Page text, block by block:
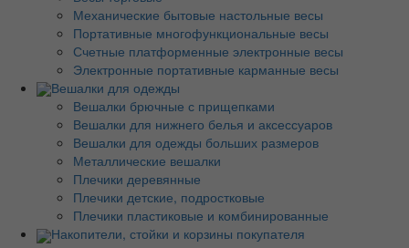
Механические бытовые настольные весы
Портативные многофункциональные весы
Счетные платформенные электронные весы
Электронные портативные карманные весы
Вешалки для одежды
Вешалки брючные с прищепками
Вешалки для нижнего белья и аксессуаров
Вешалки для одежды больших размеров
Металлические вешалки
Плечики деревянные
Плечики детские, подростковые
Плечики пластиковые и комбинированные
Накопители, стойки и корзины покупателя